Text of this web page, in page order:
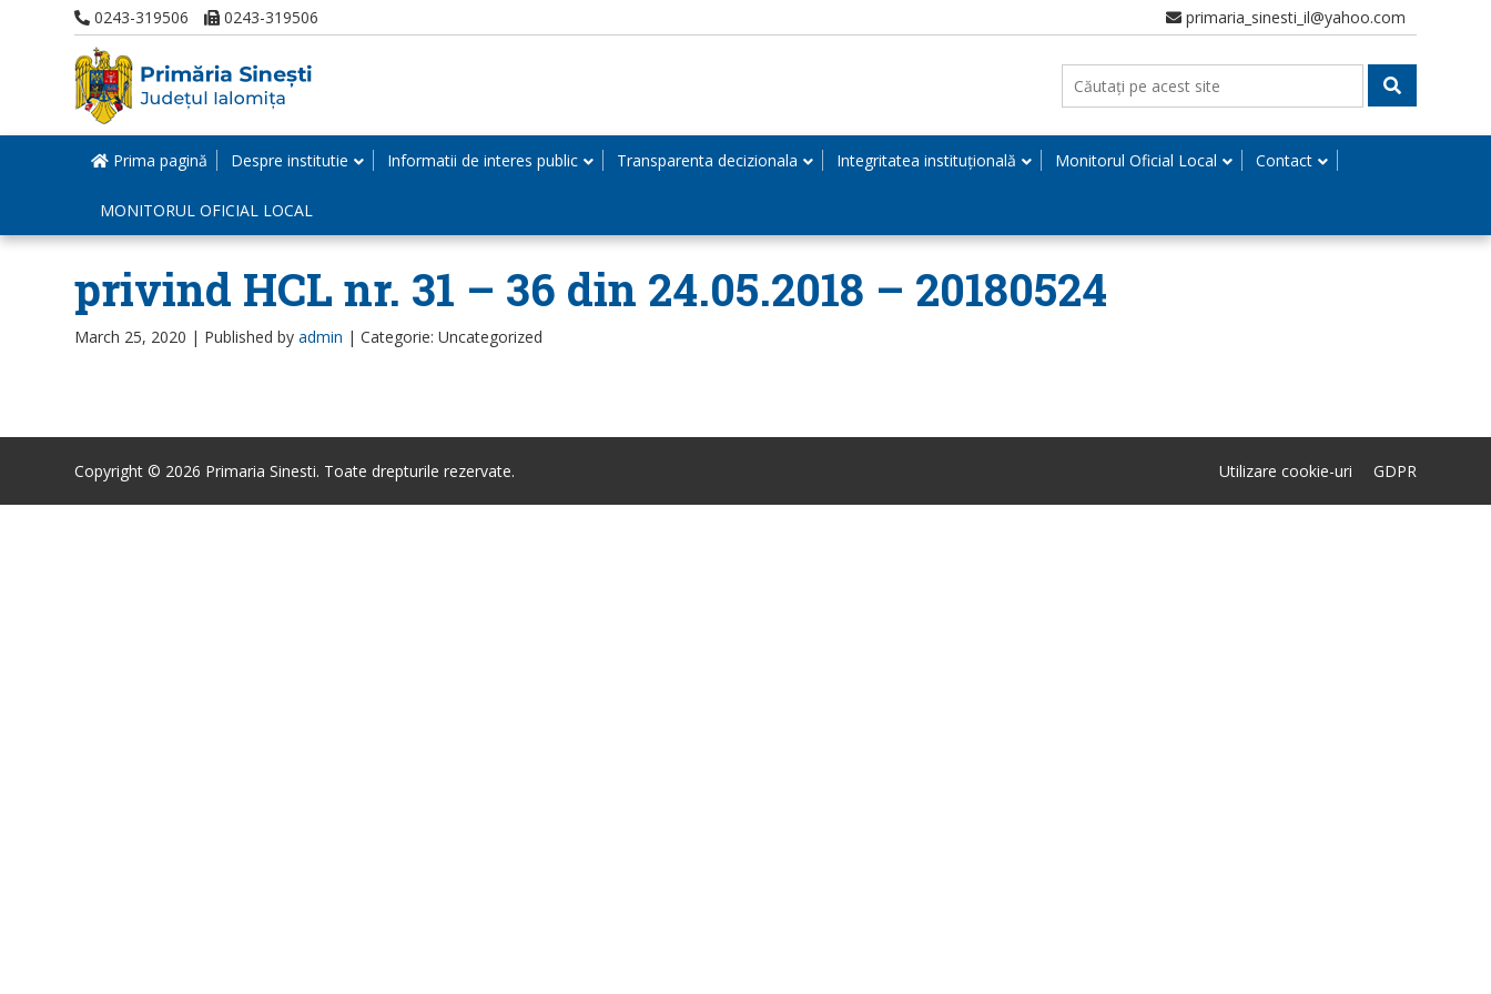
0243-319506 0243-319506 primaria_sinesti_il@yahoo.com
Prima pagină Despre institutie Informatii de interes public Transparenta decizionala Integritatea instituțională Monitorul Oficial Local Contact
MONITORUL OFICIAL LOCAL
privind HCL nr. 31 – 36 din 24.05.2018 – 20180524
March 25, 2020 | Published by admin | Categorie: Uncategorized
Copyright © 2026 Primaria Sinesti. Toate drepturile rezervate. Utilizare cookie-uri GDPR